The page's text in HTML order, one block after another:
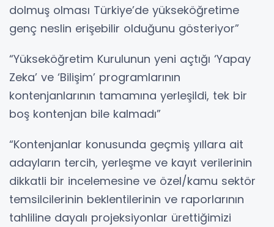
dolmuş olması Türkiye’de yükseköğretime
genç neslin erişebilir olduğunu gösteriyor”
“Yükseköğretim Kurulunun yeni açtığı ‘Yapay
Zeka’ ve ‘Bilişim’ programlarının
kontenjanlarının tamamına yerleşildi, tek bir
boş kontenjan bile kalmadı”
“Kontenjanlar konusunda geçmiş yıllara ait
adayların tercih, yerleşme ve kayıt verilerinin
dikkatli bir incelemesine ve özel/kamu sektör
temsilcilerinin beklentilerinin ve raporlarının
tahliline dayalı projeksiyonlar ürettiğimizi